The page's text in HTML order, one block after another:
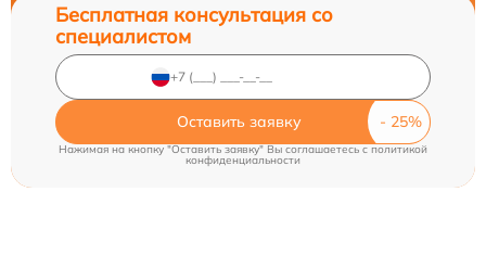
Бесплатная консультация со
специалистом
Оставить заявку
Нажимая на кнопку "Оставить заявку" Вы соглашаетесь cполитикой
конфиденциальности